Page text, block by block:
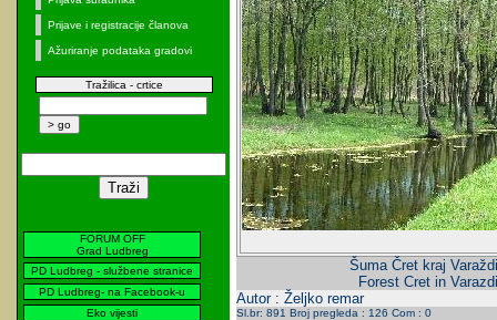
Prijave i registracije članova
Ažuriranje podataka gradovi
Tražilica - crtice
FORUM OFF
Grad Ludbreg
PD Ludbreg - službene stranice
PD Ludbreg- na Facebook-u
Eko vijesti
Šuma Čret kraj
Forest Cret in
Autor : Željko remar
Sl.br: 891 Broj pregleda : 126 Com : 0